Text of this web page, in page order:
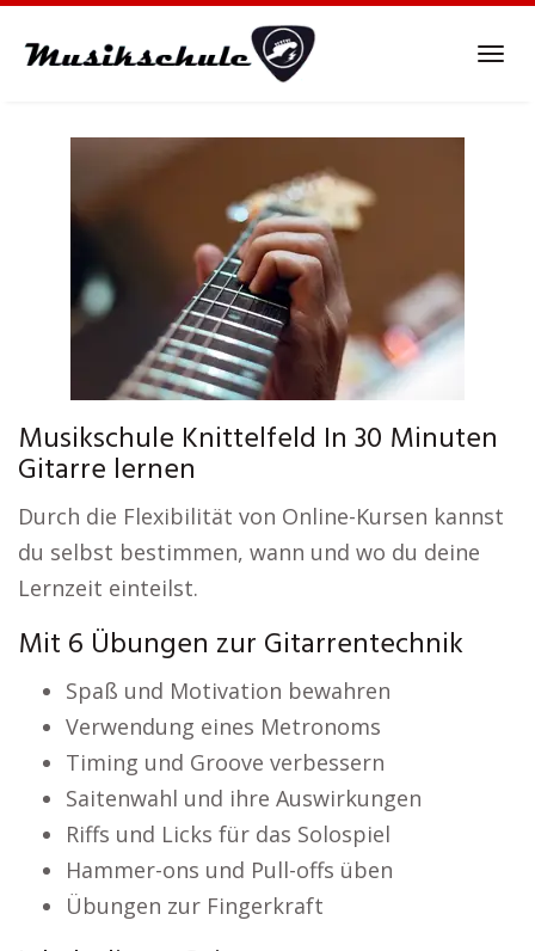
Musikschule Knittelfeld In 30 Minuten
Gitarre lernen
Durch die Flexibilität von Online-Kursen kannst
du selbst bestimmen, wann und wo du deine
Lernzeit einteilst.
Mit 6 Übungen zur Gitarrentechnik
Spaß und Motivation bewahren
Verwendung eines Metronoms
Timing und Groove verbessern
Saitenwahl und ihre Auswirkungen
Riffs und Licks für das Solospiel
Hammer-ons und Pull-offs üben
Übungen zur Fingerkraft